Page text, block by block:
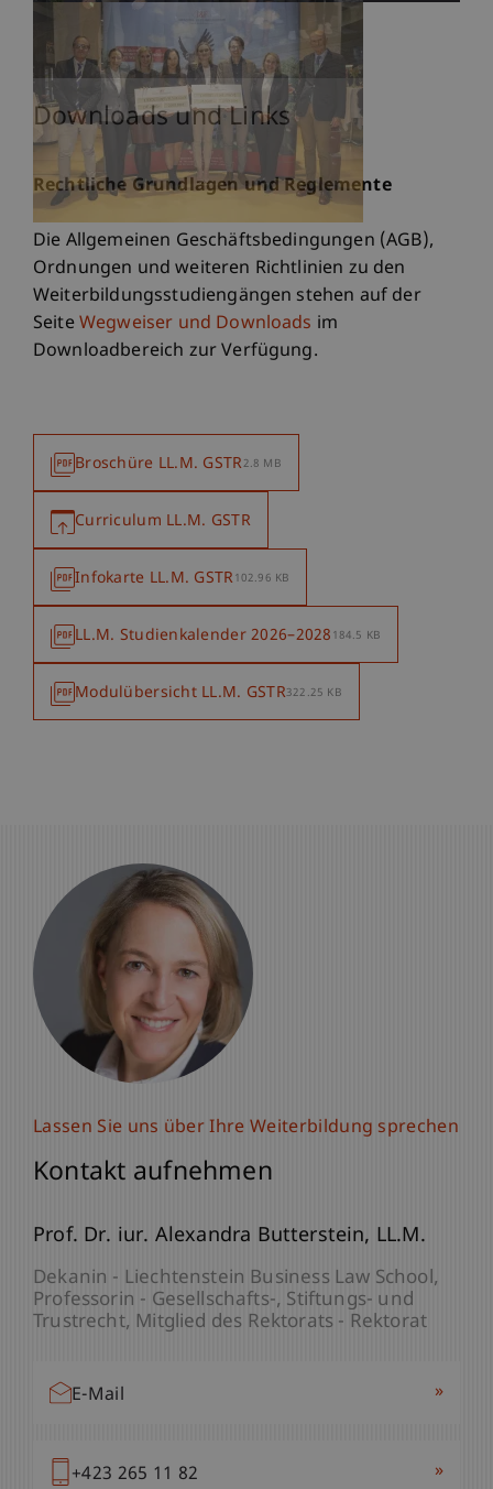
Downloads und Links
Rechtliche Grundlagen und Reglemente
Die Allgemeinen Geschäftsbedingungen (AGB),
Ordnungen und weiteren Richtlinien zu den
Weiterbildungsstudiengängen stehen auf der
SeiteWegweiser und Downloads im
Downloadbereich zur Verfügung.
Broschüre LL.M. GSTR2.8 MB
Curriculum LL.M. GSTR
Infokarte LL.M. GSTR102.96 KB
LL.M. Studienkalender 2026–2028 184.5 KB
Modulübersicht LL.M. GSTR322.25 KB
Lassen Sie uns über Ihre Weiterbildung sprechen
Kontakt aufnehmen
PaulinaBracher MSc
Studiengangsmanagerin - Gesellschafts-,
Stiftungs- und Trustrecht
Lassen Sie uns über Ihre Weiterbildung sprechen
Kontakt aufnehmen
Prof. Dr. iur. Alexandra Butterstein LL.M.
Dekanin - Liechtenstein Business Law School
Professorin - Gesellschafts-, Stiftungs- und
Trustrecht Mitglied des Rektorats - Rektorat
E-Mail »
+423 265 11 82 »